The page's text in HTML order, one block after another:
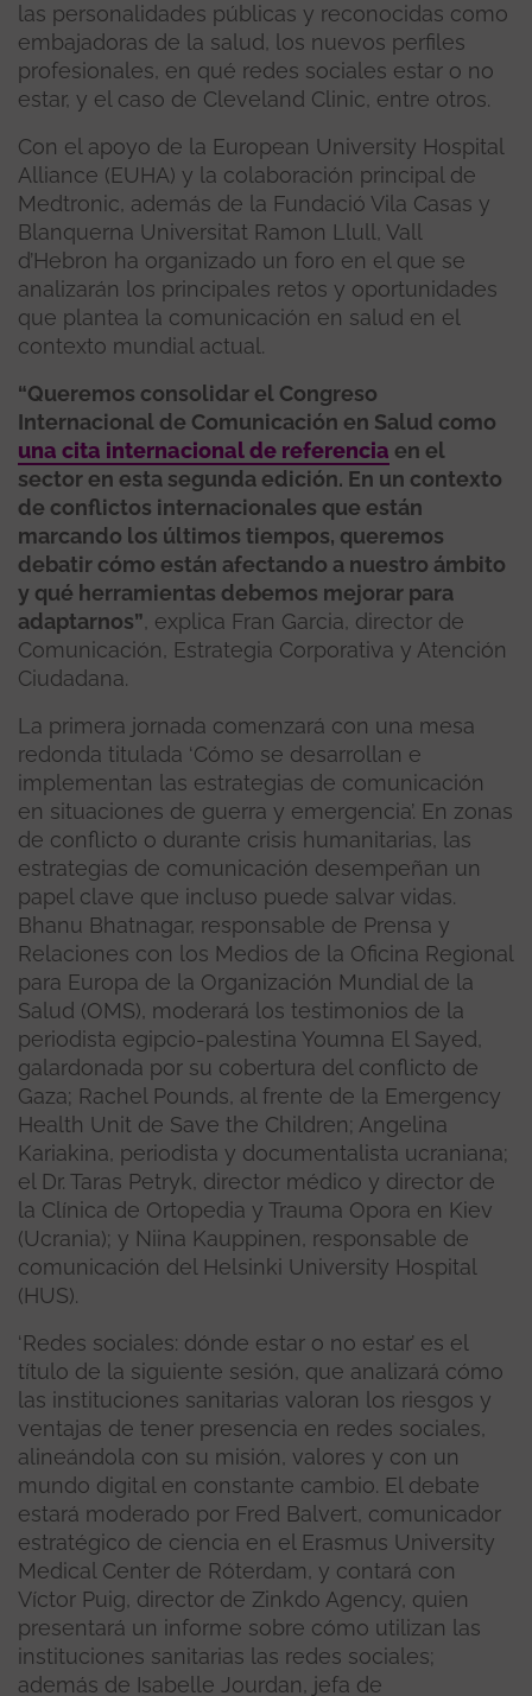
las personalidades públicas y reconocidas como
embajadoras de la salud, los nuevos perfiles
profesionales, en qué redes sociales estar o no
estar, y el caso de Cleveland Clinic, entre otros.
Con el apoyo de la European University Hospital
Alliance (EUHA) y la colaboración principal de
Medtronic, además de la Fundació Vila Casas y
Blanquerna Universitat Ramon Llull, Vall
d’Hebron ha organizado un foro en el que se
analizarán los principales retos y oportunidades
que plantea la comunicación en salud en el
contexto mundial actual.
“Queremos consolidar el Congreso
Internacional de Comunicación en Salud como
una cita internacional de referencia en el
sector en esta segunda edición. En un contexto
de conflictos internacionales que están
marcando los últimos tiempos, queremos
debatir cómo están afectando a nuestro ámbito
y qué herramientas debemos mejorar para
adaptarnos”, explica Fran Garcia, director de
Comunicación, Estrategia Corporativa y Atención
Ciudadana.
La primera jornada comenzará con una mesa
redonda titulada ‘Cómo se desarrollan e
implementan las estrategias de comunicación
en situaciones de guerra y emergencia’. En zonas
de conflicto o durante crisis humanitarias, las
estrategias de comunicación desempeñan un
papel clave que incluso puede salvar vidas.
Bhanu Bhatnagar, responsable de Prensa y
Relaciones con los Medios de la Oficina Regional
para Europa de la Organización Mundial de la
Salud (OMS), moderará los testimonios de la
periodista egipcio-palestina Youmna El Sayed,
galardonada por su cobertura del conflicto de
Gaza; Rachel Pounds, al frente de la Emergency
Health Unit de Save the Children; Angelina
Kariakina, periodista y documentalista ucraniana;
el Dr. Taras Petryk, director médico y director de
la Clínica de Ortopedia y Trauma Opora en Kiev
(Ucrania); y Niina Kauppinen, responsable de
comunicación del Helsinki University Hospital
(HUS).
‘Redes sociales: dónde estar o no estar’ es el
título de la siguiente sesión, que analizará cómo
las instituciones sanitarias valoran los riesgos y
ventajas de tener presencia en redes sociales,
alineándola con su misión, valores y con un
mundo digital en constante cambio. El debate
estará moderado por Fred Balvert, comunicador
estratégico de ciencia en el Erasmus University
Medical Center de Róterdam, y contará con
Víctor Puig, director de Zinkdo Agency, quien
presentará un informe sobre cómo utilizan las
instituciones sanitarias las redes sociales;
además de Isabelle Jourdan, jefa de